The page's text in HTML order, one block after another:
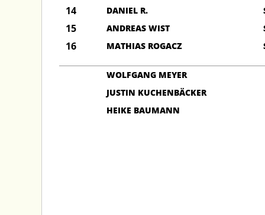
14 DANIEL R.
15 ANDREAS WIST
16 MATHIAS ROGACZ
WOLFGANG MEYER
JUSTIN KUCHENBÄCKER
HEIKE BAUMANN